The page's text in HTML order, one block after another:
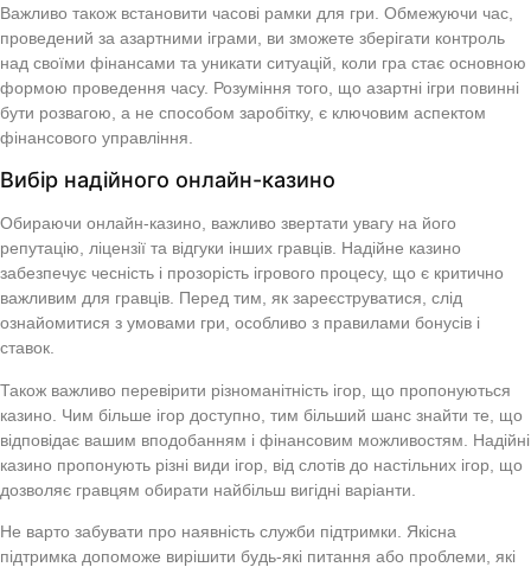
Важливо також встановити часові рамки для гри. Обмежуючи час,
проведений за азартними іграми, ви зможете зберігати контроль
над своїми фінансами та уникати ситуацій, коли гра стає основною
формою проведення часу. Розуміння того, що азартні ігри повинні
бути розвагою, а не способом заробітку, є ключовим аспектом
фінансового управління.
Вибір надійного онлайн-казино
Обираючи онлайн-казино, важливо звертати увагу на його
репутацію, ліцензії та відгуки інших гравців. Надійне казино
забезпечує чесність і прозорість ігрового процесу, що є критично
важливим для гравців. Перед тим, як зареєструватися, слід
ознайомитися з умовами гри, особливо з правилами бонусів і
ставок.
Також важливо перевірити різноманітність ігор, що пропонуються
казино. Чим більше ігор доступно, тим більший шанс знайти те, що
відповідає вашим вподобанням і фінансовим можливостям. Надійні
казино пропонують різні види ігор, від слотів до настільних ігор, що
дозволяє гравцям обирати найбільш вигідні варіанти.
Не варто забувати про наявність служби підтримки. Якісна
підтримка допоможе вирішити будь-які питання або проблеми, які